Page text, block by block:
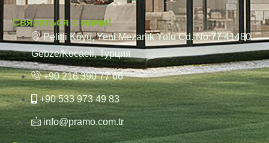
Связаться с нами!
Pelitli Köyü, Yeni Mezarlık Yolu Cd. No:77 41480
Gebze/Kocaeli, Турция
+90 216 390 77 66
+90 533 973 49 83
info@pramo.com.tr